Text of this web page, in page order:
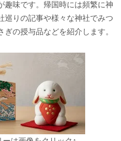
趣味です。帰国時には頻繁に神
巡りの記事や様々な神社でみつ
の授与品などを紹介します。